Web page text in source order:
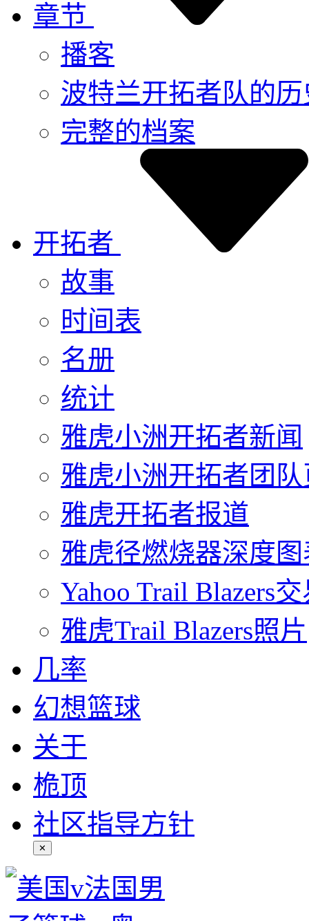
章节
播客
波特兰开拓者队的历
完整的档案
开拓者
故事
时间表
名册
统计
雅虎小洲开拓者新闻
雅虎小洲开拓者团
雅虎开拓者报道
雅虎径燃烧器深度图
Yahoo Trail Blazers
雅虎Trail Blazers照片
几率
幻想篮球
关于
桅顶
社区指导方针
✕